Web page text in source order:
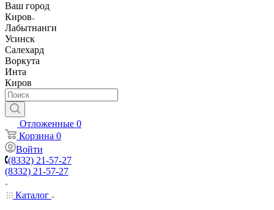
Ваш город
Киров
Лабытнанги
Усинск
Салехард
Воркута
Инта
Киров
Отложенные 0
Корзина 0
Войти
(8332) 21-57-27
(8332) 21-57-27
Каталог